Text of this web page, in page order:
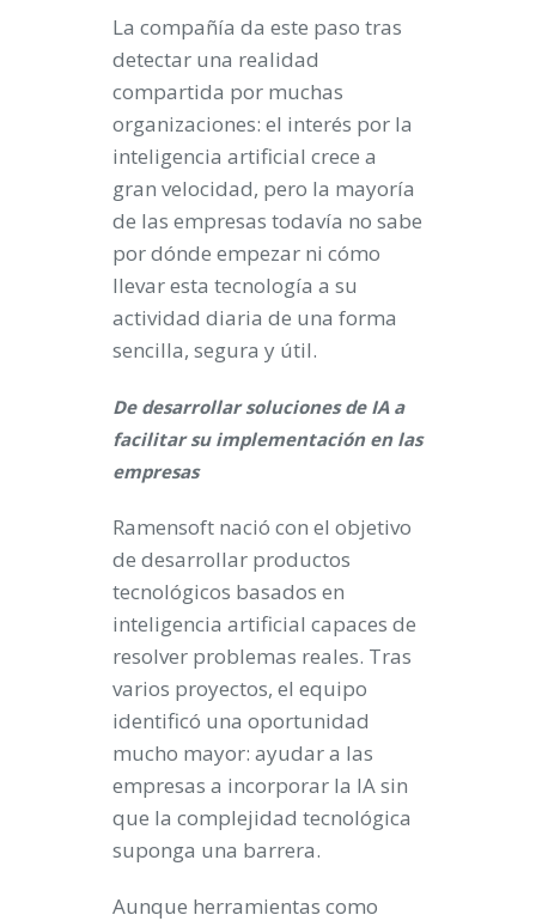
La compañía da este paso tras
detectar una realidad
compartida por muchas
organizaciones: el interés por la
inteligencia artificial crece a
gran velocidad, pero la mayoría
de las empresas todavía no sabe
por dónde empezar ni cómo
llevar esta tecnología a su
actividad diaria de una forma
sencilla, segura y útil.
De desarrollar soluciones de IA a
facilitar su implementación en las
empresas
Ramensoft nació con el objetivo
de desarrollar productos
tecnológicos basados en
inteligencia artificial capaces de
resolver problemas reales. Tras
varios proyectos, el equipo
identificó una oportunidad
mucho mayor: ayudar a las
empresas a incorporar la IA sin
que la complejidad tecnológica
suponga una barrera.
Aunque herramientas como